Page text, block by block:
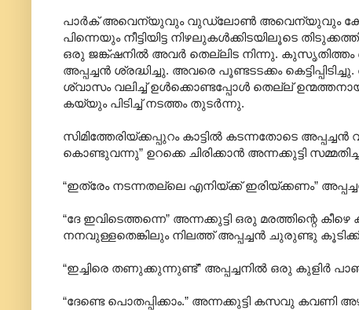
പാർക് അവെന്യുവും വുഡ്ലോൺ അവെന്യുവും കോട്ടേജ്
പിന്നെയും നീട്ടിയിട്ട നിഴലുകൾക്കിടയിലൂടെ
ഒരു ജങ്ക്ഷനിൽ അവർ തെല്ലിട നിന്നു. കുസൃതിത്തം
അപ്പച്ചൻ ശ്രദ്ധിച്ചു. അവരെ പൂണ്ടടടക്കം
ശ്വാസം വലിച്ച് ഉൾക്കൊണ്ടപ്പോൾ തെല്ല്
കയ്യും പിടിച്ച് നടത്തം തുടർന്നു.
സിമിത്തേരിയ്ക്കപ്പുറം കാട്ടിൽ കടന്നതോടെ
കൊണ്ടുവന്നു” ഉറക്കെ ചിരിക്കാൻ അന്നക്കുട്ടി
“ഇത്രേം നടന്നതല്ലെ എനിയ്ക്ക് ഇരിയ്ക്കണം”
“ദേ ഇവിടെത്തന്നെ” അന്നക്കുട്ടി ഒരു മരത്തിന്റെ
നനവുള്ളതെങ്കിലും നിലത്ത് അപ്പച്ചൻ ചുരുണ്ടു
“ഇച്ചിരെ തണുക്കുന്നുണ്ട്” അപ്പച്ചനിൽ ഒരു കുളിർ
“ദേണ്ടെ പൊതപ്പിക്കാം.” അന്നക്കുട്ടി കസവു കവണി